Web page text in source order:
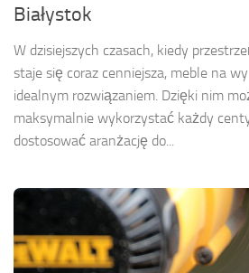
Białystok
W dzisiejszych czasach, kiedy
staje się coraz cenniejsza, meble na
idealnym rozwiązaniem. Dzięki nim
maksymalnie wykorzystać każdy
dostosować aranżację do...